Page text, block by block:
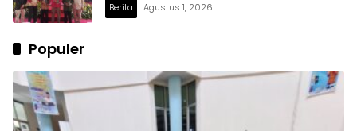
Berita Agustus 1, 2026
Populer